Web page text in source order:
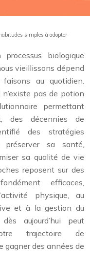
simples à adopter
biologique
vieillissons dépend
au quotidien.
pas de potion
permettant
des décennies de
des stratégies
préserver sa santé,
sa qualité de vie
reposent sur des
efficaces,
physique, au
et à la gestion du
aujourd’hui peut
trajectoire de
gagner des années de